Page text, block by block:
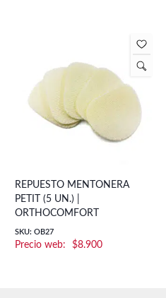
REPUESTO MENTONERA
PETIT (5 UN.) |
ORTHOCOMFORT
SKU: OB27
$8.900